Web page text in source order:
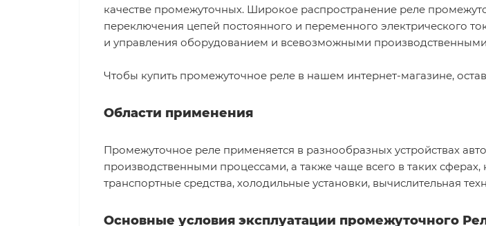
качестве промежуточных. Широкое распространение реле
переключения цепей постоянного и переменного электрического
и управления оборудованием и всевозможными
Чтобы купить промежуточное реле в нашем интернет-магазине,
Области применения
Промежуточное реле применяется в разнообразных устройствах
производственными процессами, а также чаще всего в таких
транспортные средства, холодильные установки, вычислительная
Основные условия эксплуатации промежуточного